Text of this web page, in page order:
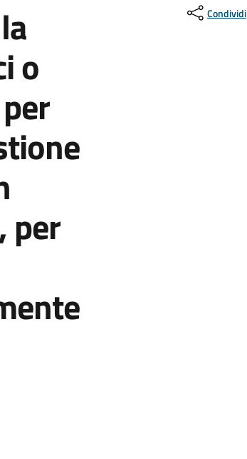
o
per
Condividi